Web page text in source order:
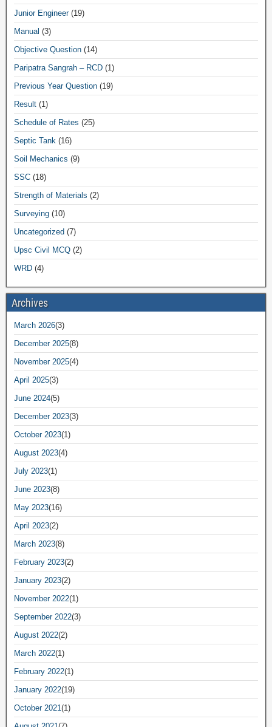
Junior Engineer(19)
Manual (3)
Objective Question (14)
Paripatra Sangrah – RCD (1)
Previous Year Question (19)
Result (1)
Schedule of Rates (25)
Septic Tank (16)
Soil Mechanics (9)
SSC (18)
Strength of Materials (2)
Surveying (10)
Uncategorized (7)
Upsc Civil MCQ (2)
WRD (4)
Archives
March 2026(3)
December 2025(8)
November 2025(4)
April 2025(3)
June 2024(5)
December 2023(3)
October 2023(1)
August 2023(4)
July 2023(1)
June 2023(8)
May 2023(16)
April 2023(2)
March 2023(8)
February 2023(2)
January 2023(2)
November 2022(1)
September 2022(3)
August 2022(2)
March 2022(1)
February 2022(1)
January 2022(19)
October 2021(1)